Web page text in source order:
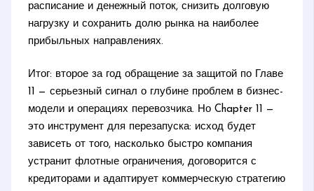
расписание и денежный поток, снизить долговую
нагрузку и сохранить долю рынка на наиболее
прибыльных направлениях.
Итог: второе за год обращение за защитой по Главе
11 — серьезный сигнал о глубине проблем в бизнес-
модели и операциях перевозчика. Но Chapter 11 —
это инструмент для перезапуска: исход будет
зависеть от того, насколько быстро компания
устранит флотные ограничения, договорится с
кредиторами и адаптирует коммерческую стратегию